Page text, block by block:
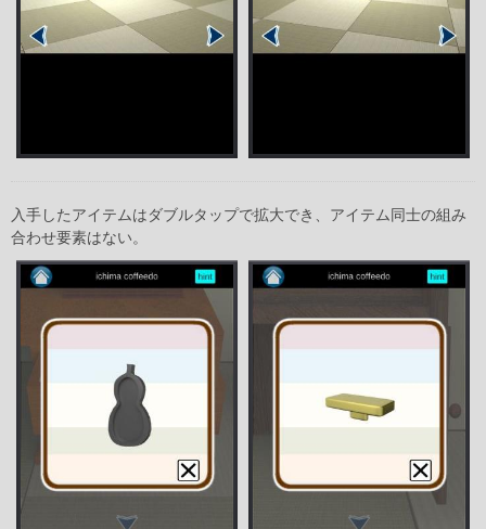
入手したアイテムはダブルタップで拡大でき、アイテム同士の組み
合わせ要素はない。